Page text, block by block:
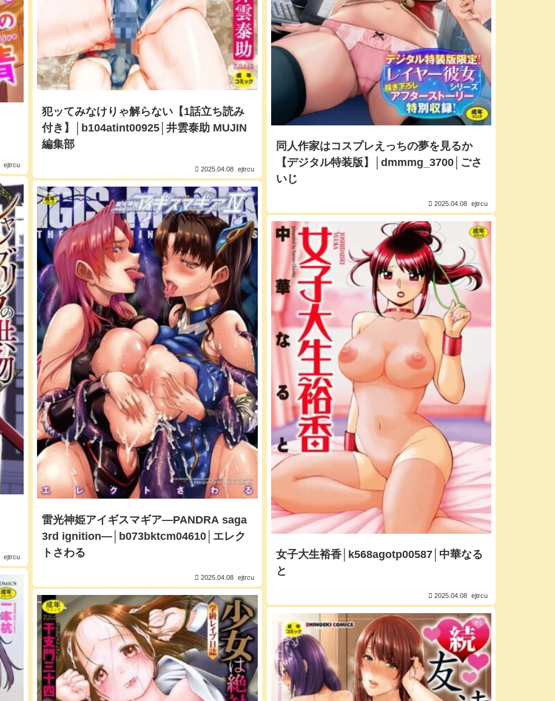
犯ッてみなけりゃ解らない【1話立ち読み
付き】│b104atint00925│井雲泰助 MUJIN
編集部
2025.04.08 ejtrcu
ejtrcu
同人作家はコスプレえっちの夢を見るか
【デジタル特装版】│dmmmg_3700│ごさ
いじ
2025.04.08 ejtrcu
ejtrcu
雷光神姫アイギスマギア―PANDRA saga
3rd ignition―│b073bktcm04610│エレク
トさわる
2025.04.08 ejtrcu
女子大生裕香│k568agotp00587│中華なる
と
2025.04.08 ejtrcu